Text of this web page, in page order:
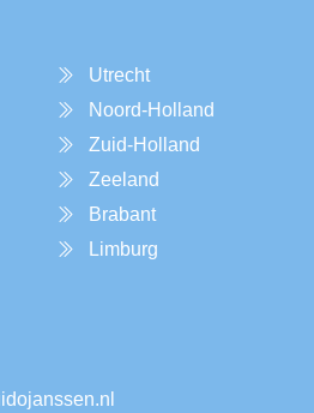
Utrecht
Noord-Holland
Zuid-Holland
Zeeland
Brabant
Limburg